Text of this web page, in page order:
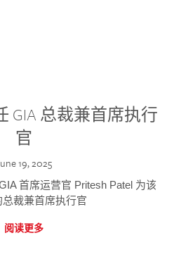
GIA 总裁兼首席执行
官
19, 2025
首席运营官 Pritesh Patel 为该
裁兼首席执行官
阅读更多